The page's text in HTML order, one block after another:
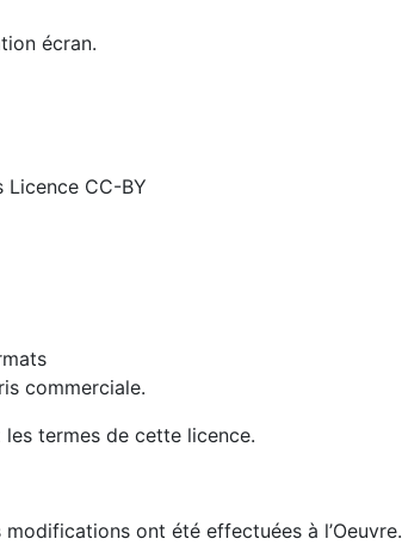
écran.
Licence CC-BY
commerciale.
termes de cette licence.
ont été effectuées à l’Oeuvre.